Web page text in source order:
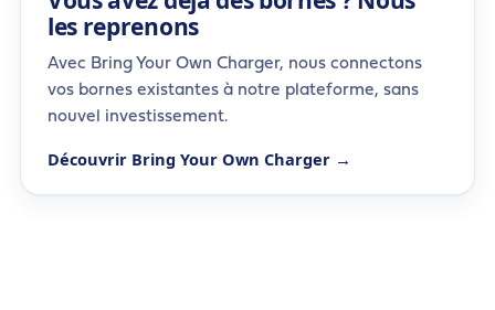
les reprenons
Avec Bring Your Own Charger, nous connectons
vos bornes existantes à notre plateforme, sans
nouvel investissement.
Découvrir Bring Your Own Charger →